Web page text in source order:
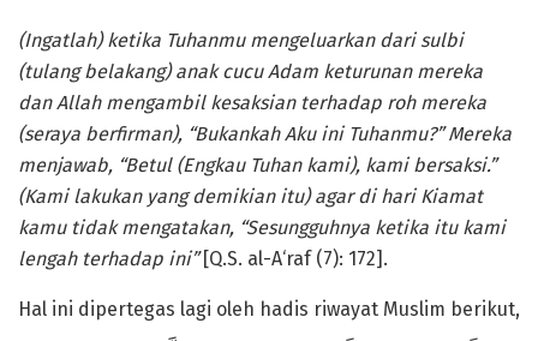
(Ingatlah) ketika Tuhanmu mengeluarkan dari sulbi
(tulang belakang) anak cucu Adam keturunan mereka
dan Allah mengambil kesaksian terhadap roh mereka
(seraya berfirman), “Bukankah Aku ini Tuhanmu?” Mereka
menjawab, “Betul (Engkau Tuhan kami), kami bersaksi.”
(Kami lakukan yang demikian itu) agar di hari Kiamat
kamu tidak mengatakan, “Sesungguhnya ketika itu kami
lengah terhadap ini”[Q.S. al-A‘raf (7): 172].
Hal ini dipertegas lagi oleh hadis riwayat Muslim berikut,